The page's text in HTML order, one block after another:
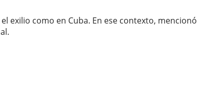
exilio como en Cuba. En ese contexto, mencionó